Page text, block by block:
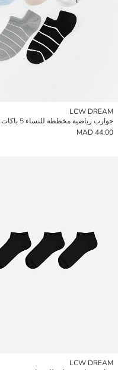
LCW DREAM
جوارب رياضية مخططة للنساء 5 باكات
44.00 MAD
LCW DREAM